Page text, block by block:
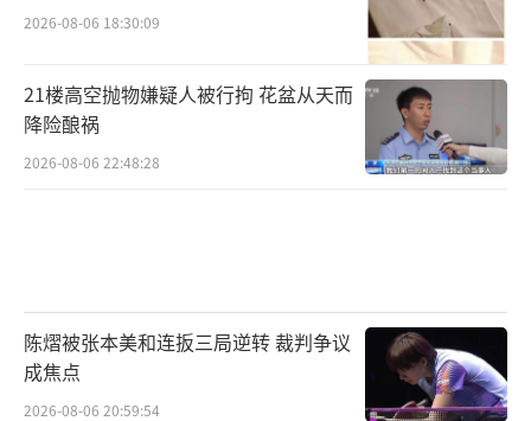
2026-08-06 18:30:09
21楼高空抛物嫌疑人被行拘 花盆从天而
降险酿祸
2026-08-06 22:48:28
陈熠被张本美和连扳三局逆转 裁判争议
成焦点
2026-08-06 20:59:54